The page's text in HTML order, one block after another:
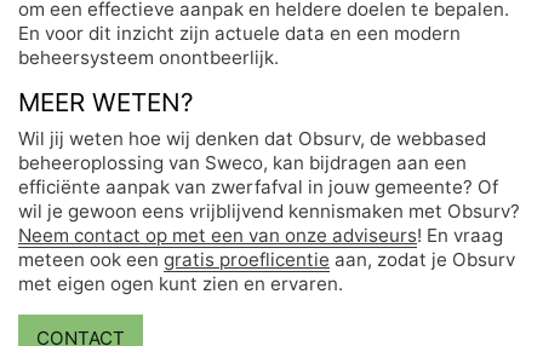
om een effectieve aanpak en heldere doelen te bepalen.
En voor dit inzicht zijn actuele data en een modern
beheersysteem onontbeerlijk.
MEER WETEN?
Wil jij weten hoe wij denken dat Obsurv, de webbased
beheeroplossing van Sweco, kan bijdragen aan een
efficiënte aanpak van zwerfafval in jouw gemeente? Of
wil je gewoon eens vrijblijvend kennismaken met Obsurv?
Neem contact op met een van onze adviseurs! En vraag
meteen ook een gratis proeflicentie aan, zodat je Obsurv
met eigen ogen kunt zien en ervaren.
CONTACT